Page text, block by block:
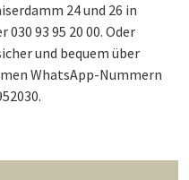
24 und 26 in
93 95 20 00. Oder
und bequem über
WhatsApp-Nummern